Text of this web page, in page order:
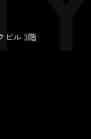
ビル 3階